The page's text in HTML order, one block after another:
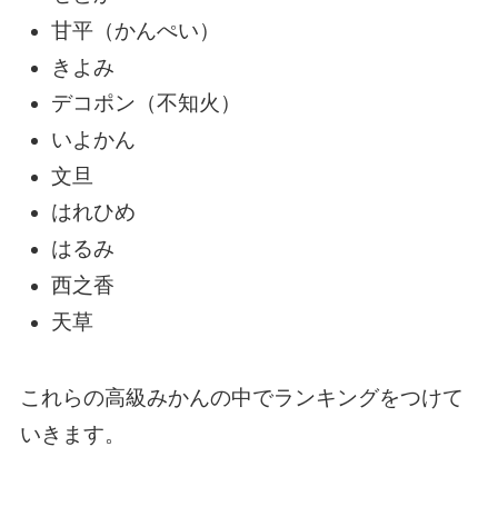
甘平（かんぺい）
きよみ
デコポン（不知火）
いよかん
文旦
はれひめ
はるみ
西之香
天草
これらの高級みかんの中でランキングをつけて
いきます。